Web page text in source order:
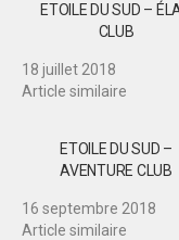
ETOILE DU SUD –
CLUB
18 juillet 2018
Article similaire
ETOILE DU SUD –
AVENTURE CLUB
16 septembre 2018
Article similaire